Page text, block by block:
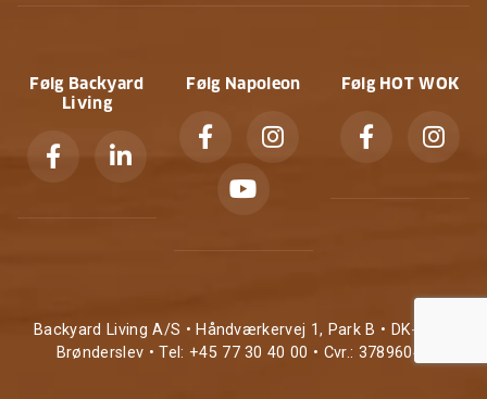
Følg Backyard
Living
Følg Napoleon Følg HOT WOK
Backyard Living A/S • Håndværkervej 1, Park B • DK-9700
Brønderslev • Tel: +45 77 30 40 00 • Cvr.: 37896047